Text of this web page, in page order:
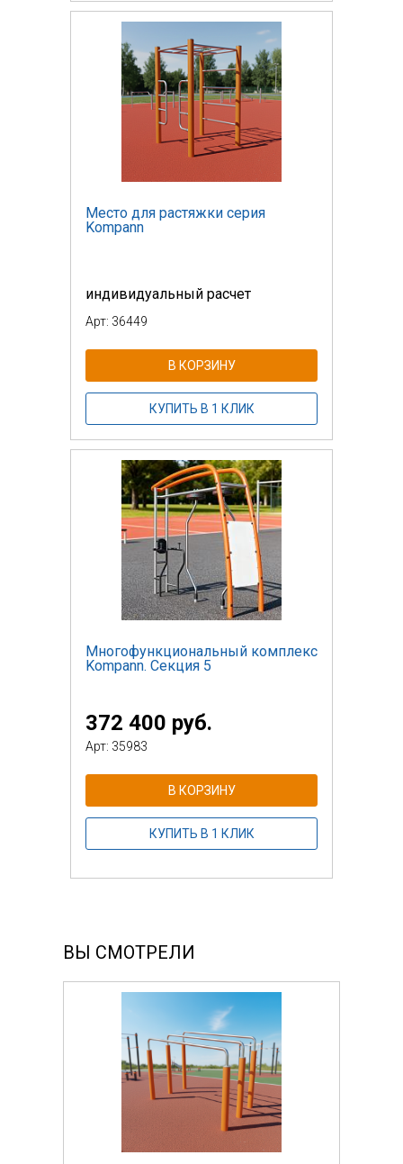
Место для растяжки серия
Kompann
индивидуальный расчет
Арт: 36449
В КОРЗИНУ
КУПИТЬ В 1 КЛИК
Многофункциональный комплекс
Kompann. Секция 5
372 400 руб.
Арт: 35983
В КОРЗИНУ
КУПИТЬ В 1 КЛИК
ВЫ СМОТРЕЛИ